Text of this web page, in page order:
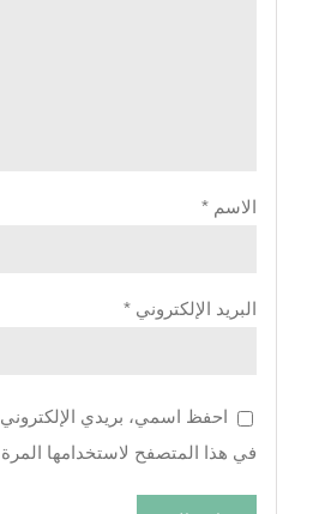
الاسم *
البريد الإلكتروني *
احفظ اسمي، بريدي
في هذا المتصفح لاستخدامها